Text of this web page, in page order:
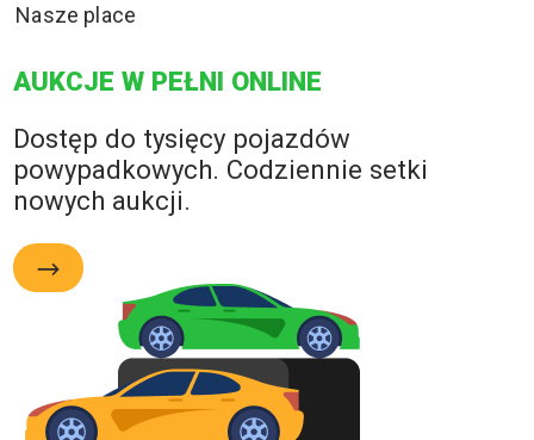
Nasze place
AUKCJE W PEŁNI ONLINE
Dostęp do tysięcy pojazdów
powypadkowych. Codziennie setki
nowych aukcji.